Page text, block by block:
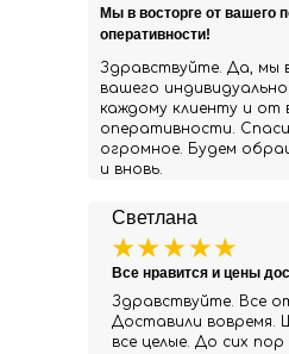
Здравствуйте. Да, мы
вашего
каждому клиенту и от
оперативности.
огромное. Будем
и вновь.
Мы в восторге от вашего
оперативности!
Светлана
Здравствуйте. Все
Доставили вовремя.
все целые. До сих
Все нравится и цены